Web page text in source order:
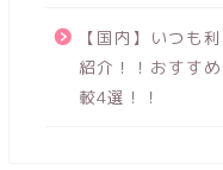
【国内】いつも
紹介！！おすす
較4選！！